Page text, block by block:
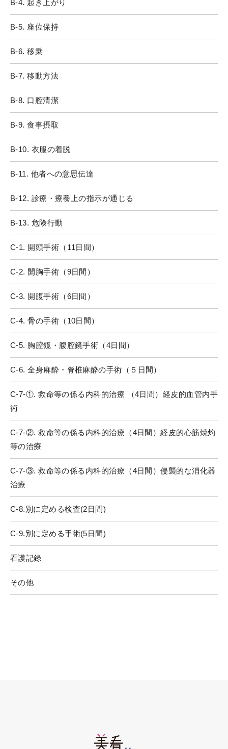
B-4. 起き上がり
B-5. 座位保持
B-6. 移乗
B-7. 移動方法
B-8. 口腔清潔
B-9. 食事摂取
B-10. 衣服の着脱
B-11. 他者への意思伝達
B-12. 診療・療養上の指示が通じる
B-13. 危険行動
C-1. 開頭手術（11日間）
C-2. 開胸手術（9日間）
C-3. 開腹手術（6日間）
C-4. 骨の手術（10日間）
C-5. 胸腔鏡・腹腔鏡手術（4日間）
C-6. 全身麻酔・脊椎麻酔の手術（５日間）
C-7-①. 救命等の係る内科的治療 （4日間）経皮的血管内手
術
C-7-②. 救命等の係る内科的治療（4日間）経皮的心筋焼灼
等の治療
C-7-③. 救命等の係る内科的治療（4日間）侵襲的な消化器
治療
C-8.別に定める検査(2日間)
C-9.別に定める手術(5日間)
看護記録
その他